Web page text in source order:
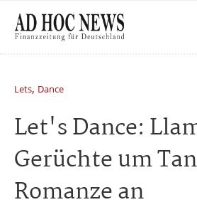
Lets, Dance
Let's Dance:
Gerüchte um
Romanze an